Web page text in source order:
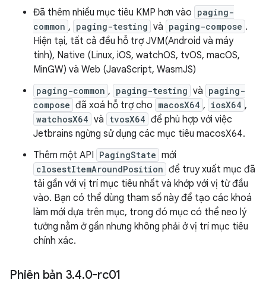
Đã thêm nhiều mục tiêu KMP hơn vào paging-
common , paging-testing và paging-compose .
Hiện tại, tất cả đều hỗ trợ JVM(Android và máy
tính), Native (Linux, iOS, watchOS, tvOS, macOS,
MinGW) và Web (JavaScript, WasmJS)
paging-common , paging-testing và paging-
compose đã xoá hỗ trợ cho macosX64 , iosX64 ,
watchosX64 và tvosX64 để phù hợp với việc
Jetbrains ngừng sử dụng các mục tiêu macosX64.
Thêm một API PagingState mới
closestItemAroundPosition để truy xuất mục đã
tải gần với vị trí mục tiêu nhất và khớp với vị từ đầu
vào. Bạn có thể dùng tham số này để tạo các khoá
làm mới dựa trên mục, trong đó mục có thể neo lý
tưởng nằm ở gần nhưng không phải ở vị trí mục tiêu
chính xác.
Phiên bản 3.4.0-rc01